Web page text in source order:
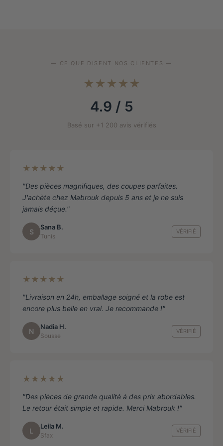
être
— CE QUE DISENT NOS CLIENTES —
★★★★★
4.9 / 5
Basé sur +1 200 avis vérifiés
★★★★★
"Des pièces magnifiques, des coupes parfaites.
J'achète chez Mabrouk depuis 5 ans et je ne suis
jamais déçue."
S
Sana B.
Tunis
VÉRIFIÉ
★★★★★
"Livraison en 24h, emballage soigné et la robe est
encore plus belle en vrai. Je recommande !"
N
Nadia H.
Sousse
VÉRIFIÉ
★★★★★
"Des pièces de grande qualité à des prix abordables.
Le retour était simple et rapide. Merci Mabrouk !"
L
Leila M.
Sfax
VÉRIFIÉ